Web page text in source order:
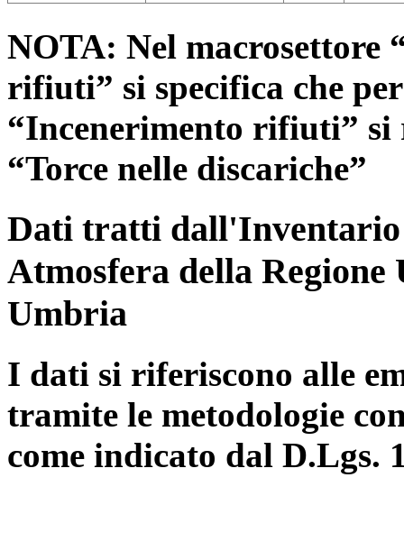
NOTA: Nel macrosettore
rifiuti” si specifica che
“Incenerimento rifiuti”
“Torce nelle discariche”
Dati tratti dall'Inventario
Atmosfera della
Umbria
I dati si riferiscono alle
tramite le metodologie
come indicato dal D.Lgs.